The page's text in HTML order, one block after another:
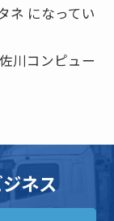
ネ になってい
川コンピュー
ネス